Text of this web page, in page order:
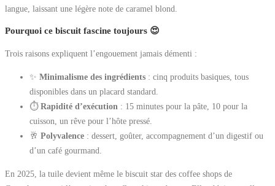
langue, laissant une légère note de caramel blond.
Pourquoi ce biscuit fascine toujours 😍
Trois raisons expliquent l’engouement jamais démenti :
✨ Minimalisme des ingrédients : cinq produits basiques, tous
disponibles dans un placard standard.
⏱️Rapidité d’exécution : 15 minutes pour la pâte, 10 pour la
cuisson, un rêve pour l’hôte pressé.
🥂 Polyvalence : dessert, goûter, accompagnement d’un digestif ou
d’un café gourmand.
En 2025, la tuile devient même le biscuit star des coffee shops de